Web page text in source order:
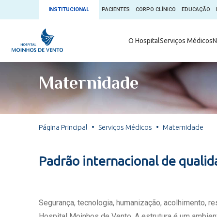
INSTITUCIONAL PACIENTES CORPO CLÍNICO EDUCAÇÃO
O HospitalServiços Médicos
Serviços Médicos
Núcleos e Especialidades
Exames
Fale com o Moinhos
Seu Médico
Ambulatório
Comitê de
Conheça
Blog Saúde
Convênios
Doação de
Escritório
Maternidade
Página Principal Serviços Médicos Maternidade
Padrão internacional de
Segurança, tecnologia, humanização, acolhimento,